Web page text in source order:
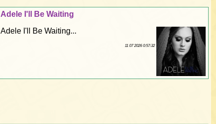
Adele I'll Be Waiting
Adele I'll Be Waiting...
11 07 2026 0:57:32